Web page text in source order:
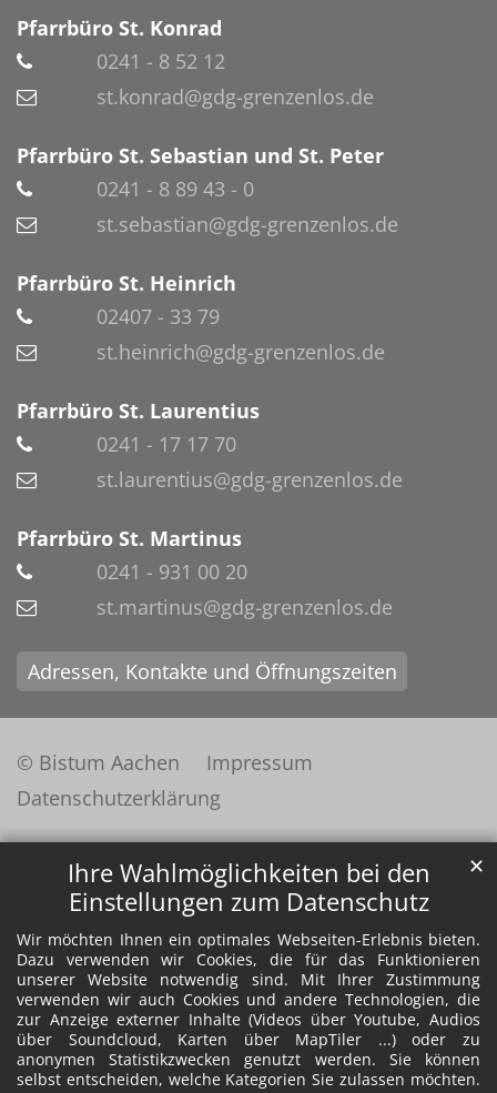
Ihre Wahlmöglichkeiten bei den
Einstellungen zum Datenschutz
Wir möchten Ihnen ein optimales Webseiten-Erlebnis bieten.
Dazu verwenden wir Cookies, die für das Funktionieren
unserer Website notwendig sind. Mit Ihrer Zustimmung
verwenden wir auch Cookies und andere Technologien, die
zur Anzeige externer Inhalte (Videos über Youtube, Audios
über Soundcloud, Karten über MapTiler ...) oder zu
anonymen Statistikzwecken genutzt werden. Sie können
selbst entscheiden, welche Kategorien Sie zulassen möchten.
✕
Pfarrbüro St. Konrad
0241 - 8 52 12
st.konrad@gdg-grenzenlos.de
Pfarrbüro St. Sebastian und St. Peter
0241 - 8 89 43 - 0
st.sebastian@gdg-grenzenlos.de
Pfarrbüro St. Heinrich
02407 - 33 79
st.heinrich@gdg-grenzenlos.de
Pfarrbüro St. Laurentius
0241 - 17 17 70
st.laurentius@gdg-grenzenlos.de
Pfarrbüro St. Martinus
0241 - 931 00 20
st.martinus@gdg-grenzenlos.de
Adressen, Kontakte und Öffnungszeiten
© Bistum Aachen
Impressum
Datenschutzerklärung